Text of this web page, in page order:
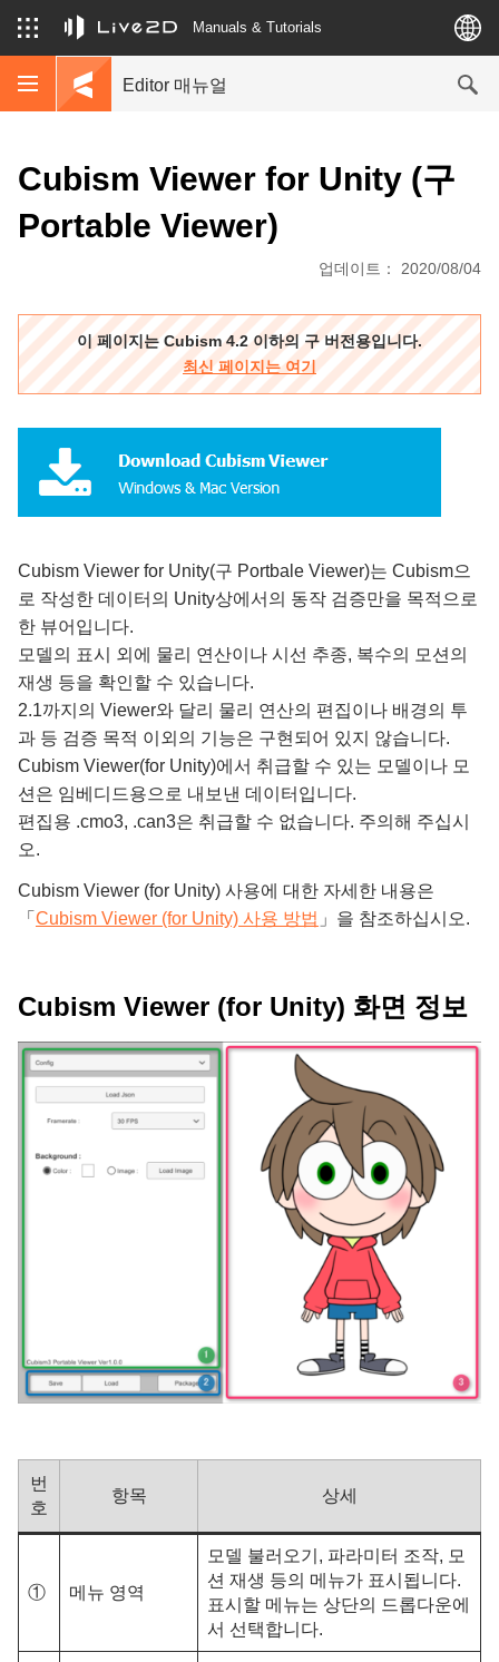
Manuals & Tutorials
Editor 매뉴얼
Cubism Viewer for Unity (구
Portable Viewer)
업데이트： 2020/08/04
이 페이지는 Cubism 4.2 이하의 구 버전용입니다.
최신 페이지는 여기
Cubism Viewer for Unity(구 Portbale Viewer)는 Cubism으
로 작성한 데이터의 Unity상에서의 동작 검증만을 목적으로
한 뷰어입니다.
모델의 표시 외에 물리 연산이나 시선 추종, 복수의 모션의
재생 등을 확인할 수 있습니다.
2.1까지의 Viewer와 달리 물리 연산의 편집이나 배경의 투
과 등 검증 목적 이외의 기능은 구현되어 있지 않습니다.
Cubism Viewer(for Unity)에서 취급할 수 있는 모델이나 모
션은 임베디드용으로 내보낸 데이터입니다.
편집용 .cmo3, .can3은 취급할 수 없습니다. 주의해 주십시
오.
Cubism Viewer (for Unity) 사용에 대한 자세한 내용은
「 Cubism Viewer (for Unity) 사용 방법 」을 참조하십시오.
Cubism Viewer (for Unity) 화면 정보
번
호
항목 상세
① 메뉴 영역
모델 불러오기, 파라미터 조작, 모
션 재생 등의 메뉴가 표시됩니다.
표시할 메뉴는 상단의 드롭다운에
서 선택합니다.